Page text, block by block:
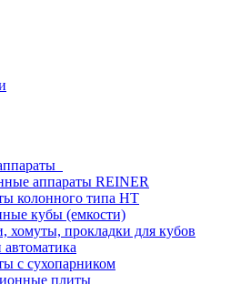
аппараты REINER
колонного типа НТ
кубы (емкости)
прокладки для кубов
с сухопарником
плиты